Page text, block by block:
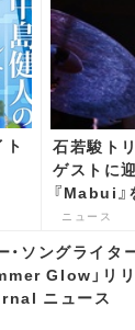
石若駿ト
ゲストに
『Mabui
ニュース
・ソングライタ
Glow」リ
ニュース